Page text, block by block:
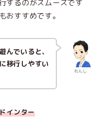
するのがスムーズです
おすすめです。
れんし
んでいると、
移行しやすい
インター